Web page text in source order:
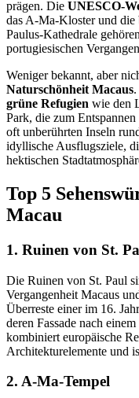
prägen. Die UNESCO-
das A-Ma-Kloster und die
Paulus-Kathedrale
portugiesischen
Weniger bekannt, aber
Naturschönheit Macaus
grüne Refugien wie den
Park, die zum
oft unberührten Inseln
idyllische Ausflugsziele,
hektischen
Top 5
Macau
1. Ruinen von St.
Die Ruinen von St. Paul
Vergangenheit Macaus
Überreste einer im 16.
deren Fassade nach
kombiniert europäische
Architekturelemente und
2. A-Ma-Tempel